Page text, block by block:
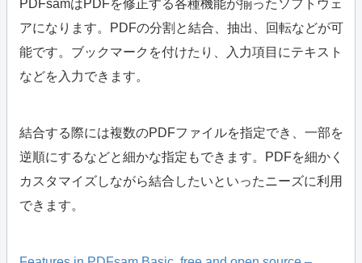
PDFsamはPDFを修正する各種機能が揃ったソフトウェ
アになります。PDFの分割と結合、抽出、回転などが可
能です。ブックマークを付けたり、入力項目にテキスト
などを入力できます。
結合する際には複数のPDFファイルを指定でき、一部を
逆順にするなどと細かな指定もできます。PDFを細かく
カスタマイズしながら結合したいといったニーズに利用
できます。